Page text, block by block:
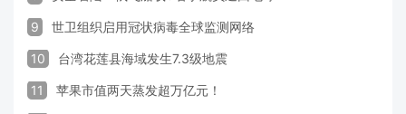
9 世卫组织启用冠状病毒全球监测网络
10 台湾花莲县海域发生7.3级地震
11 苹果市值两天蒸发超万亿元！